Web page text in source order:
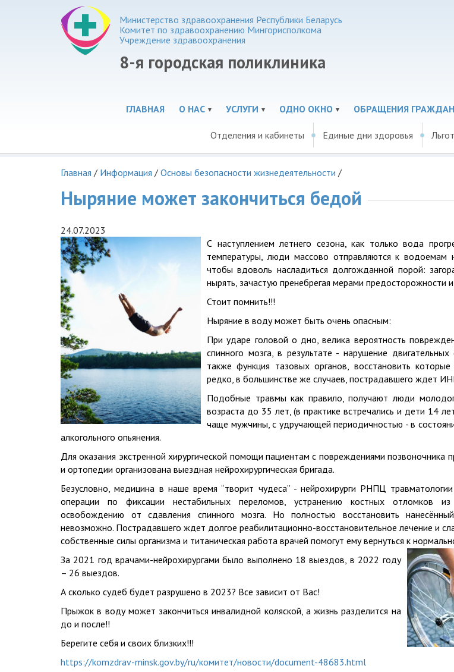
Министерство здравоохранения Республики Беларусь
Комитет по здравоохранению Мингорисполкома
Учреждение здравоохранения
8-я городская поликлиника
ГЛАВНАЯ О НАС УСЛУГИ ОДНО ОКНО ОБРАЩЕНИЯ ГРАЖДАН
Отделения и кабинеты Единые дни здоровья
Главная / Информация / Основы безопасности жизнедеятельности /
Ныряние может закончиться бедой
24.07.2023
С наступлением летнего сезона, как только вода
температуры, люди массово отправляются к водоемам
чтобы вдоволь насладиться долгожданной порой:
нырять, зачастую пренебрегая мерами
Стоит помнить!!!
Ныряние в воду может быть очень опасным:
При ударе головой о дно, велика вероятность
спинного мозга, в результате - нарушение
также функция тазовых органов, восстановить
редко, в большинстве же случаев, пострадавшего ждет
Подобные травмы как правило, получают люди
возраста до 35 лет, (в практике встречались и дети 14
чаще мужчины, с удручающей периодичностью - в
алкогольного опьянения.
Для оказания экстренной хирургической помощи пациентам с повреждениями позвоночника
и ортопедии организована выездная нейрохирургическая бригада.
Безусловно, медицина в наше время “творит чудеса” - нейрохирурги РНПЦ
операции по фиксации нестабильных переломов, устранению костных отломков из
освобождению от сдавления спинного мозга. Но полностью восстановить
невозможно. Пострадавшего ждет долгое реабилитационно-восстановительное лечение и
собственные силы организма и титаническая работа врачей помогут ему вернуться к
За 2021 год врачами-нейрохирургами было выполнено 18 выездов, в 2022 году
– 26 выездов.
А сколько судеб будет разрушено в 2023? Все зависит от Вас!
Прыжок в воду может закончиться инвалидной коляской, а жизнь разделится на
до и после!!
Берегите себя и своих близких!!!
https://komzdrav-minsk.gov.by/ru/комитет/новости/document-48683.html